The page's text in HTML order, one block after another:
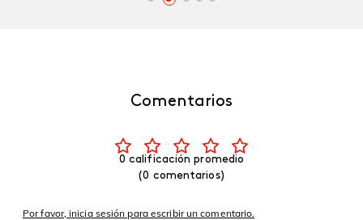
Comentarios
0 calificación promedio
(0 comentarios)
Por favor, inicia sesión para escribir un comentario.